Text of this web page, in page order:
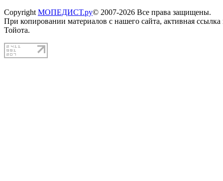
Copyright МОПЕДИСТ.ру© 2007-2026 Все права защищены.
При копировании материалов с нашего сайта, активная
Тойота.